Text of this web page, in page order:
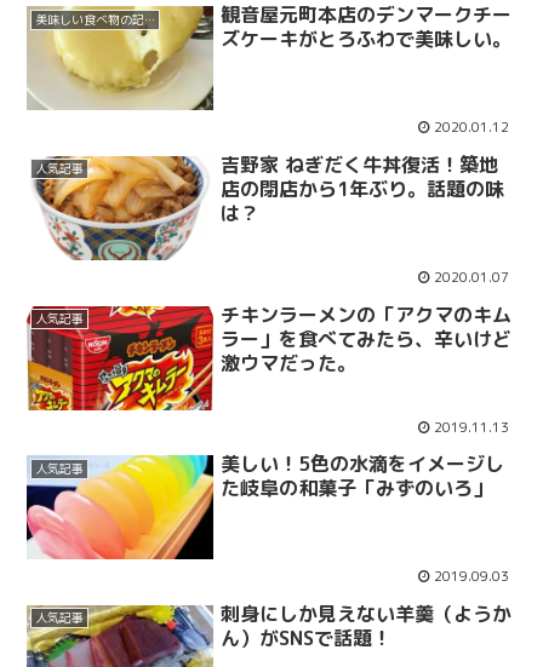
美味しい食べ物の記事
観音屋元町本店のデンマークチー
ズケーキがとろふわで美味しい。
2020.01.12
人気記事
吉野家 ねぎだく牛丼復活！築地
店の閉店から1年ぶり。話題の味
は？
2020.01.07
人気記事
チキンラーメンの「アクマのキム
ラー」を食べてみたら、辛いけど
激ウマだった。
2019.11.13
人気記事
美しい！5色の水滴をイメージし
た岐阜の和菓子「みずのいろ」
2019.09.03
人気記事
刺身にしか見えない羊羹（ようか
ん）がSNSで話題！